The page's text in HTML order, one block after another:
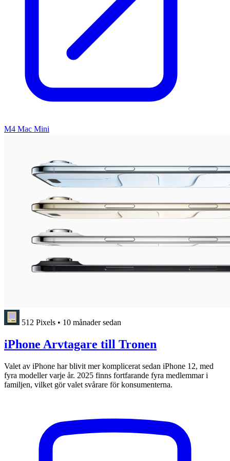
M4 Mac Mini
512 Pixels • 10 månader sedan
iPhone Arvtagare till Tronen
Valet av iPhone har blivit mer komplicerat sedan iPhone 12, med
fyra modeller varje år. 2025 finns fortfarande fyra medlemmar i
familjen, vilket gör valet svårare för konsumenterna.